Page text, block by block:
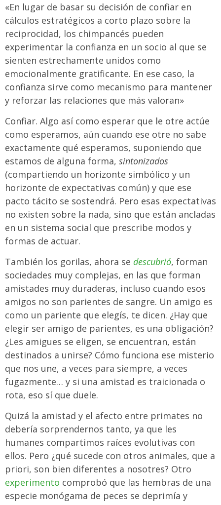
«En lugar de basar su decisión de confiar en
cálculos estratégicos a corto plazo sobre la
reciprocidad, los chimpancés pueden
experimentar la confianza en un socio al que se
sienten estrechamente unidos como
emocionalmente gratificante. En ese caso, la
confianza sirve como mecanismo para mantener
y reforzar las relaciones que más valoran»
Confiar. Algo así como esperar que le otre actúe
como esperamos, aún cuando ese otre no sabe
exactamente qué esperamos, suponiendo que
estamos de alguna forma, sintonizados
(compartiendo un horizonte simbólico y un
horizonte de expectativas común) y que ese
pacto tácito se sostendrá. Pero esas expectativas
no existen sobre la nada, sino que están ancladas
en un sistema social que prescribe modos y
formas de actuar.
También los gorilas, ahora se descubrió, forman
sociedades muy complejas, en las que forman
amistades muy duraderas, incluso cuando esos
amigos no son parientes de sangre. Un amigo es
como un pariente que elegís, te dicen. ¿Hay que
elegir ser amigo de parientes, es una obligación?
¿Les amigues se eligen, se encuentran, están
destinados a unirse? Cómo funciona ese misterio
que nos une, a veces para siempre, a veces
fugazmente… y si una amistad es traicionada o
rota, eso sí que duele.
Quizá la amistad y el afecto entre primates no
debería sorprendernos tanto, ya que les
humanes compartimos raíces evolutivas con
ellos. Pero ¿qué sucede con otros animales, que a
priori, son bien diferentes a nosotres? Otro
experimento comprobó que las hembras de una
especie monógama de peces se deprimía y